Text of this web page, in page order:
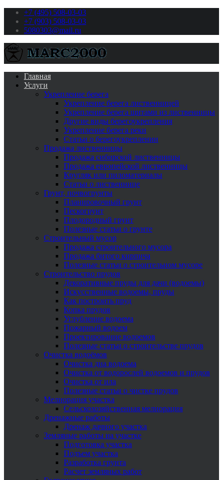
+7 (495) 508-03-03
+7 (903) 508-03-03
5080303@mail.ru
Главная
Услуги
Укрепление берега
Укрепление берега лиственницей
Укрепление берега щитами из лиственницы
Другие виды берегоукрепления
Укрепление берега реки
Статьи о берегоукреплении
Продажа лиственницы
Продажа сибирской лиственницы
Продажа европейской лиственницы
Кругляк или пиломатериалы
Cтатьи о лиственнице
Грунт, почвогрунты
Планировочный грунт
Пескогрунт
Плодородный грунт
Полезные статьи о грунте
Строительный мусор
Продажа строительного мусора
Продажа битого кирпича
Полезные статьи о строительном мусоре
Строительство прудов
Декоративные пруды для дачи (водоемы)
Искусственные водоемы, пруды
Как построить пруд
Копка прудов
Углубление водоема
Пожарный водоем
Проектирование водоемов
Полезные статьи о строительстве прудов
Очистка водоёмов
Очистка дна водоема
Очистка от водорослей водоемов и прудов
Очистка от ила
Полезные статьи о чистке прудов
Мелиорация участка
Сельскохозяйственная мелиорация
Дренажные работы
Дренаж дачного участка
Земляные работы на участке
Подготовка участка
Подъем участка
Разработка грунта
Расчет земляных работ